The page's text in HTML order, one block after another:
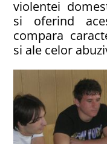
violentei
si oferind
compara
si ale celor